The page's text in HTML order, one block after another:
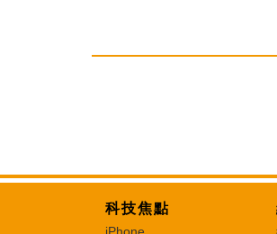
科技焦點
iPhone